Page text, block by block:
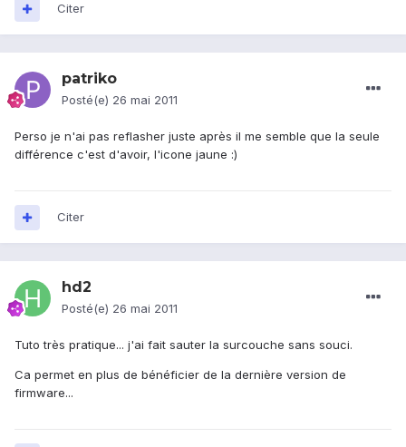
Citer
patriko
Posté(e) 26 mai 2011
Perso je n'ai pas reflasher juste après il me semble que la seule
différence c'est d'avoir, l'icone jaune :)
Citer
hd2
Posté(e) 26 mai 2011
Tuto très pratique... j'ai fait sauter la surcouche sans souci.
Ca permet en plus de bénéficier de la dernière version de
firmware...